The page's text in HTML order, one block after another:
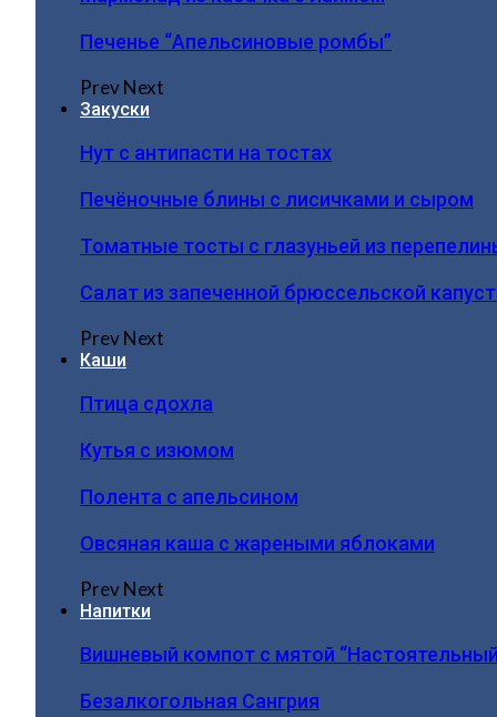
Печенье “Апельсиновые ромбы”
PrevNext
Закуски
Нут с антипасти на тостах
Печёночные блины с лисичками и сыром
Томатные тосты с глазуньей из
Салат из запеченной брюссельской
PrevNext
Каши
Птица сдохла
Кутья с изюмом
Полента с апельсином
Овсяная каша с жареными яблоками
PrevNext
Напитки
Вишневый компот с мятой
Безалкогольная Сангрия